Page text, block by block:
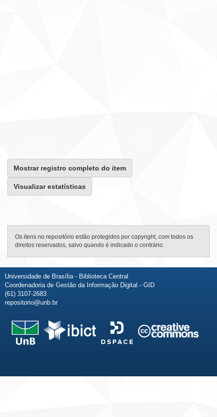
Mostrar registro completo do item
Visualizar estatísticas
Os itens no repositório estão protegidos por copyright, com todos os
direitos reservados, salvo quando é indicado o contrário.
Universidade de Brasília - Biblioteca Central
Coordenadoria de Gestão da Informação Digital - GID
(61) 3107-2683
repositorio@unb.br